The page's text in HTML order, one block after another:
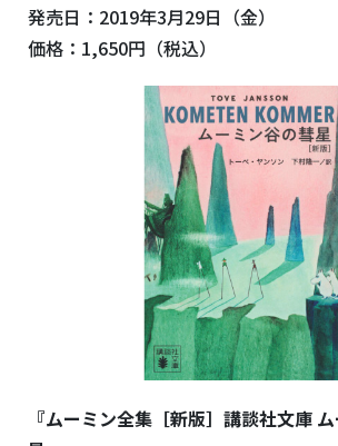
発売日：2019年3月29日（金）
価格：1,650円（税込）
『ムーミン全集［新版］講談社文庫